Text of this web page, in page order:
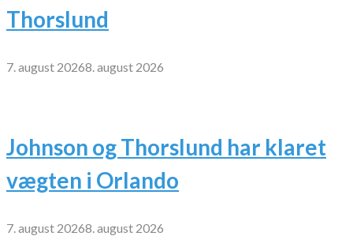
Thorslund
7. august 20268. august 2026
Johnson og Thorslund har klaret
vægten i Orlando
7. august 20268. august 2026